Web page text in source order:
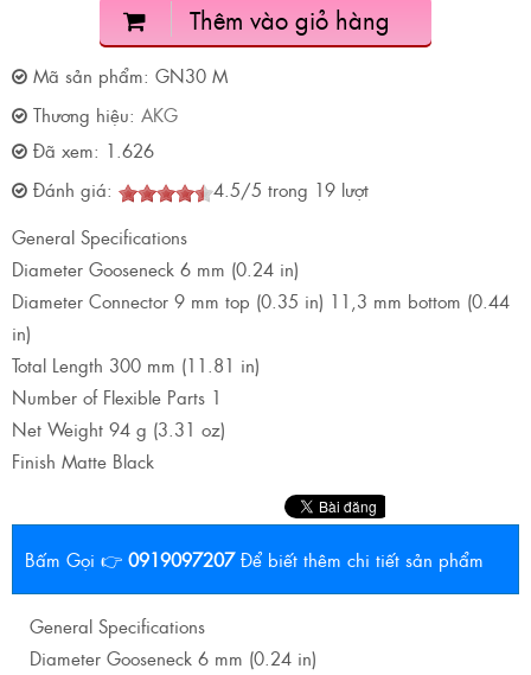
Thêm vào giỏ hàng
Mã sản phẩm: GN30 M
Thương hiệu: AKG
Đã xem: 1.626
Đánh giá:
4.5/5 trong 19 lượt
General Specifications
Diameter Gooseneck 6 mm (0.24 in)
Diameter Connector 9 mm top (0.35 in) 11,3 mm bottom (0.44
in)
Total Length 300 mm (11.81 in)
Number of Flexible Parts 1
Net Weight 94 g (3.31 oz)
Finish Matte Black
Bấm Gọi 👉 0919097207 Để biết thêm chi tiết sản phẩm
General Specifications
Diameter Gooseneck 6 mm (0.24 in)